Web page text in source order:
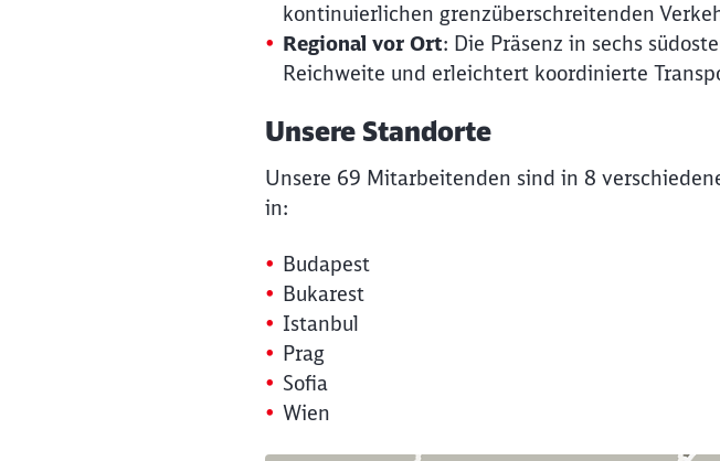
kontinuierlichen grenzüberschreitenden
Regional vor Ort: Die Präsenz in sechs
Reichweite und erleichtert koordinierte
Unsere Standorte
Unsere 69 Mitarbeitenden sind in 8
in:
Budapest
Bukarest
Istanbul
Prag
Sofia
Wien